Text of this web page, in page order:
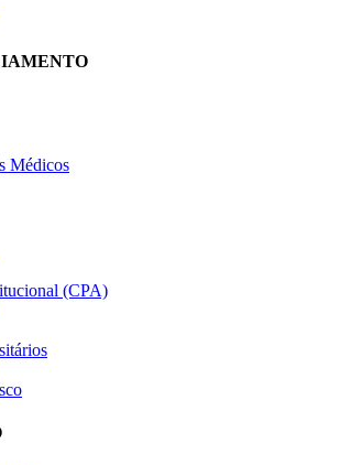
Médicos
(CPA)